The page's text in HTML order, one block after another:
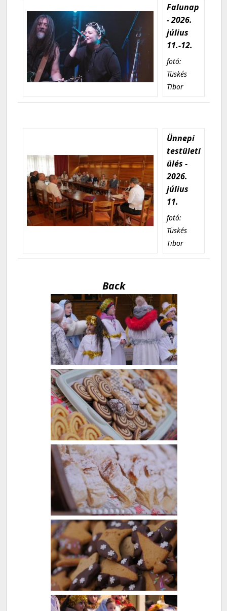
Falunap
- 2026.
július
11.-12.
fotó:
Tüskés
Tibor
Ünnepi
testületi
ülés -
2026.
július
11.
fotó:
Tüskés
Tibor
Back